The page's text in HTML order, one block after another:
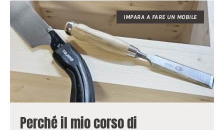
IMPARA A FARE UN MOBILE
Perché il mio corso di